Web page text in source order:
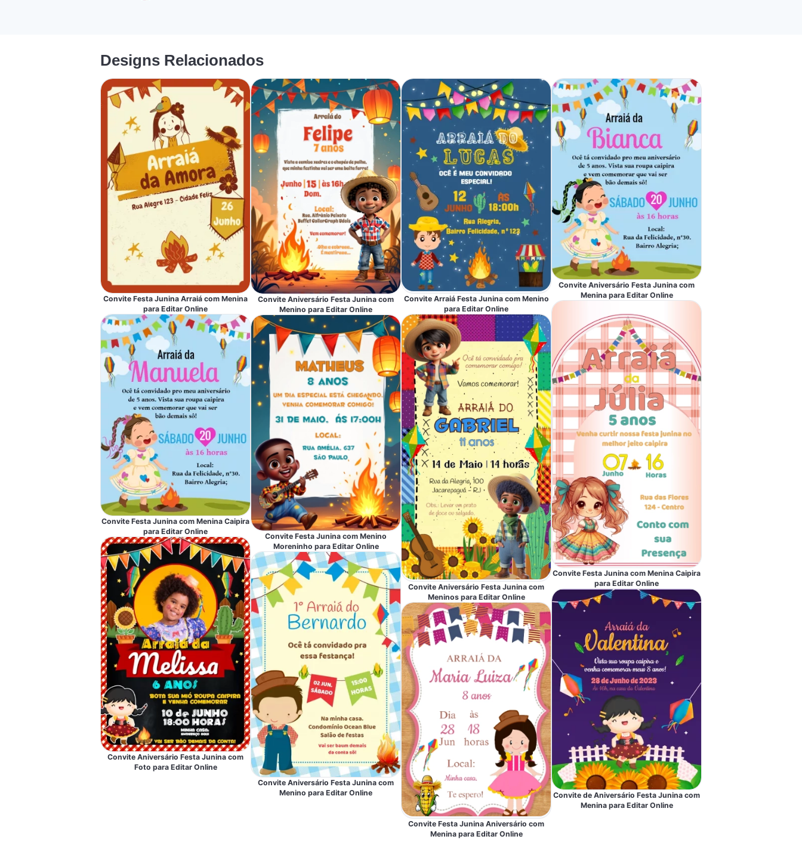
Designs Relacionados
Convite Festa Junina Arraiá com Menina
para Editar Online
Convite Festa Junina com Menina Caipira
para Editar Online
Convite Aniversário Festa Junina com
Foto para Editar Online
Convite Aniversário Festa Junina com
Menino para Editar Online
Convite Festa Junina com Menino
Moreninho para Editar Online
Convite Aniversário Festa Junina com
Menino para Editar Online
Convite Arraiá Festa Junina com Menino
para Editar Online
Convite Aniversário Festa Junina com
Meninos para Editar Online
Convite Festa Junina Aniversário com
Menina para Editar Online
Convite Aniversário Festa Junina com
Menina para Editar Online
Convite Festa Junina com Menina Caipira
para Editar Online
Convite de Aniversário Festa Junina com
Menina para Editar Online